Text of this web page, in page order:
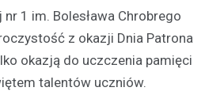
1 im. Bolesława Chrobrego
z okazji Dnia Patrona
okazją do uczczenia pamięci
talentów uczniów.